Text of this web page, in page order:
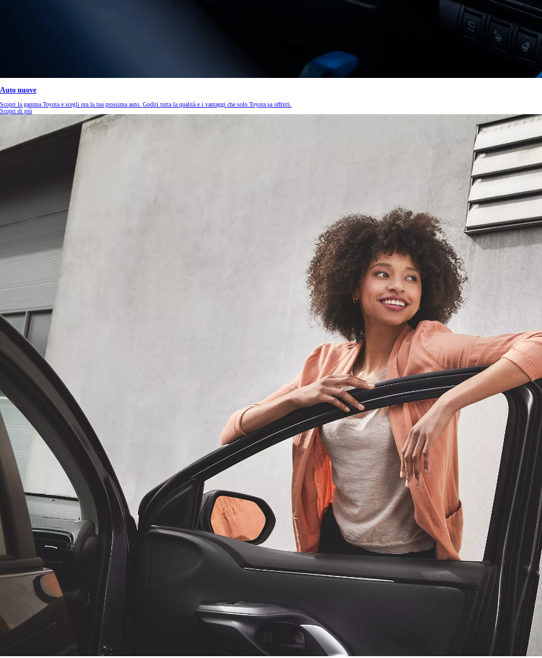
PROACE CITY
ANCHE IN VERSIONE ELECTRIC
Da € 16.300 (IVA esclusa)
Da € 23.500 (IVA esclusa)
Da € 21.000 (IVA esclusa)
I prezzi mostrati sono prezzi promozionali validi con Bonus Toyota.
Prezzi promozionali validi fino al 31/07/2026 validi in caso di permuta o rottamazione di un autoveicolo posseduto da almeno 5 mesi, presso i concessionari che aderiscono
Auto nuove
Scopri la gamma Toyota e scegli ora la tua prossima auto. Goditi tutta la qualità e i vantaggi che solo Toyota sa offrirti.
Scopri di più